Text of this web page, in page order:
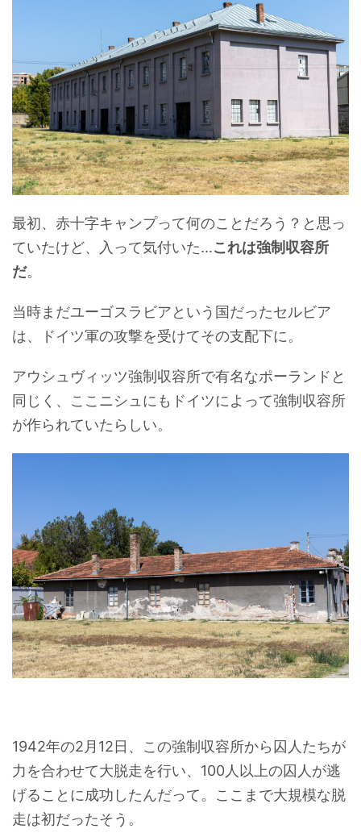
最初、赤十字キャンプって何のことだろう？と思っ
ていたけど、入って気付いた...これは強制収容所
だ。
当時まだユーゴスラビアという国だったセルビア
は、ドイツ軍の攻撃を受けてその支配下に。
アウシュヴィッツ強制収容所で有名なポーランドと
同じく、ここニシュにもドイツによって強制収容所
が作られていたらしい。
1942年の2月12日、この強制収容所から囚人たちが
力を合わせて大脱走を行い、100人以上の囚人が逃
げることに成功したんだって。ここまで大規模な脱
走は初だったそう。